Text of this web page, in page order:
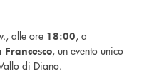
alle ore 18:00, a
Francesco, un evento unico
di Diano.